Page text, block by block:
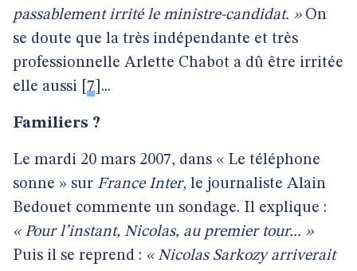
passablement irrité le ministre-candidat. »On
se doute que la très indépendante et très
professionnelle Arlette Chabot a dû être irritée
elle aussi
7 ...
Familiers ?
Le mardi 20 mars 2007, dans « Le téléphone
sonne » sur France Inter, le journaliste Alain
Bedouet commente un sondage. Il explique :
« Pour l’instant, Nicolas, au premier tour... »
Puis il se reprend : « Nicolas Sarkozy arriverait